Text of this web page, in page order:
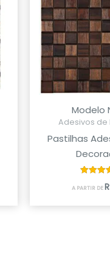
Modelo
Adesivos de
Pastilhas
5.00
A PARTIR DE